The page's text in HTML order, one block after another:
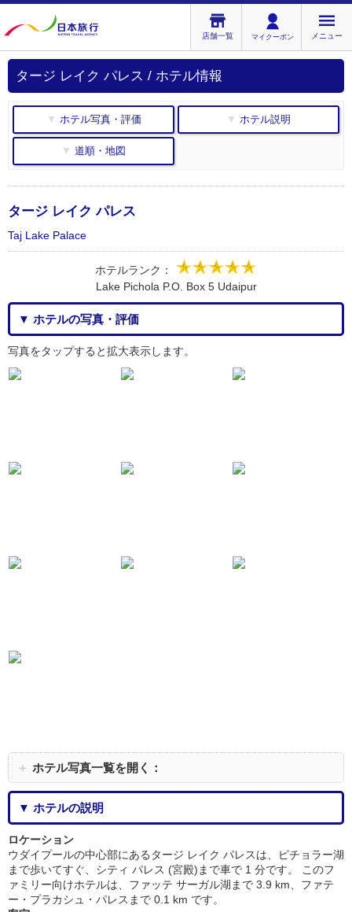
店舗一覧 マイクーポン メニュー
タージ レイク パレス / ホテル情報
▼ ホテル写真・評価 ▼ ホテル説明
▼ 道順・地図
タージ レイク パレス
Taj Lake Palace
ホテルランク：
Lake Pichola P.O. Box 5 Udaipur
▼ ホテルの写真・評価
写真をタップすると拡大表示します。
＋ ホテル写真一覧を開く：
▼ ホテルの説明
ロケーション
ウダイプールの中心部にあるタージ レイク パレスは、ピチョラー湖
まで歩いてすぐ、シティ パレス (宮殿)まで車で 1 分です。 このフ
ァミリー向けホテルは、ファッテ サーガル湖まで 3.9 km、ファテ
ー・プラカシュ・パレスまで 0.1 km です。